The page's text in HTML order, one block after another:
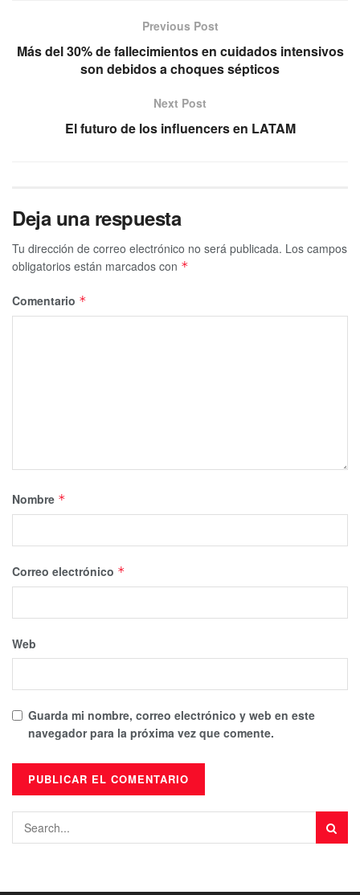
Previous Post
Más del 30% de fallecimientos en cuidados intensivos
son debidos a choques sépticos
Next Post
El futuro de los influencers en LATAM
Deja una respuesta
Tu dirección de correo electrónico no será publicada. Los campos
obligatorios están marcados con *
Comentario *
Nombre *
Correo electrónico *
Web
Guarda mi nombre, correo electrónico y web en este
navegador para la próxima vez que comente.